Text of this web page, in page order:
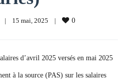
| 15 mai, 2025 | 0
d’avril 2025 versés en mai 2025
à la source (PAS) sur les salaires